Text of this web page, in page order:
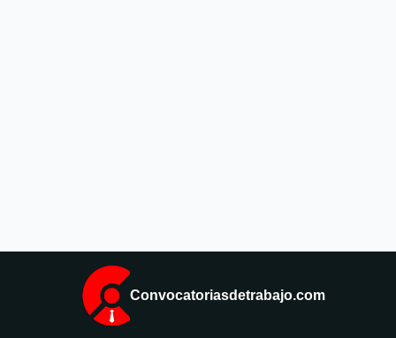
Convocatoriasdetrabajo.com